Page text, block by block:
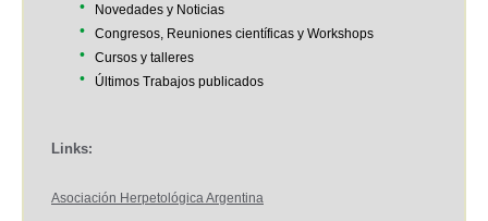
Novedades y Noticias
Congresos, Reuniones científicas y Workshops
Cursos y talleres
Últimos Trabajos publicados
Links:
Asociación Herpetológica Argentina